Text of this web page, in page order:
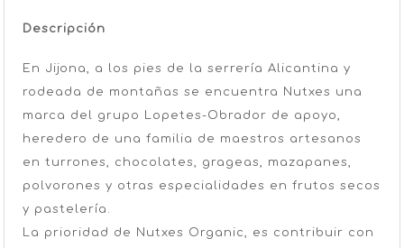
Descripción
En Jijona, a los pies de la serrería Alicantina y
rodeada de montañas se encuentra Nutxes una
marca del grupo Lopetes-Obrador de apoyo,
heredero de una familia de maestros artesanos
en turrones, chocolates, grageas, mazapanes,
polvorones y otras especialidades en frutos secos
y pastelería.
La prioridad de Nutxes Organic, es contribuir con